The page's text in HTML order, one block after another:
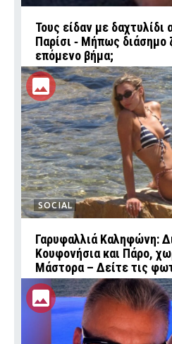
Τους είδαν με
Παρίσι ‑ Μήπως διάσημο
επόμενο βήμα;
SOCIAL
Γαρυφαλλιά Καληφώνη:
Κουφονήσια και Πάρο,
Μάστορα – Δείτε τις